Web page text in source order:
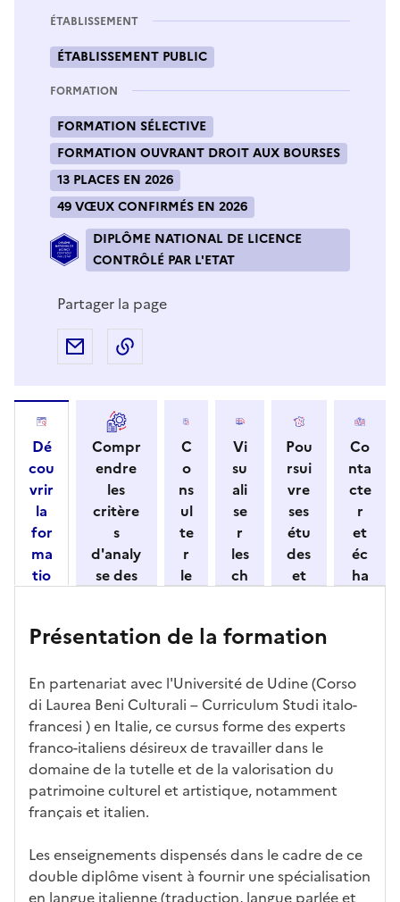
ÉTABLISSEMENT
ÉTABLISSEMENT PUBLIC
FORMATION
FORMATION SÉLECTIVE
FORMATION OUVRANT DROIT AUX BOURSES
13 PLACES EN 2026
49 VŒUX CONFIRMÉS EN 2026
DIPLÔME NATIONAL DE LICENCE
CONTRÔLÉ PAR L'ETAT
Partager la page
Partager par e-mail
Dé
cou
vrir
la
for
ma
tio
ses
act
éris
tiq
ues
Compr
endre
les
critère
s
d'analy
se des
par
ssemen
t
C
o
ns
ul
te
r
le
o
ali
té
s
d
e
c
di
d
at
Vi
su
ali
se
r
les
ch
s
ac
cè
s à
la
fo
rm
Pou
rsui
vre
ses
étu
des
et
re
dé
bo
uch
és
Co
nta
cte
r
et
éc
ha
l'ét
abl
Présentation de la formation
En partenariat avec l'Université de Udine (Corso
di Laurea Beni Culturali – Curriculum Studi italo-
francesi ) en Italie, ce cursus forme des experts
franco-italiens désireux de travailler dans le
domaine de la tutelle et de la valorisation du
patrimoine culturel et artistique, notamment
français et italien.
Les enseignements dispensés dans le cadre de ce
double diplôme visent à fournir une spécialisation
en langue italienne (traduction, langue parlée et